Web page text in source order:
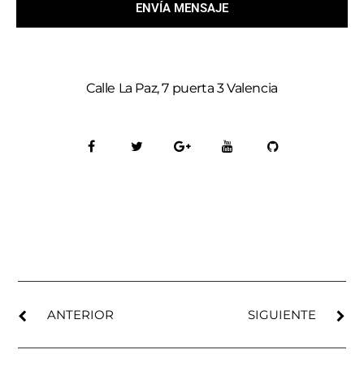
ENVÍA MENSAJE
Calle La Paz, 7 puerta 3 Valencia
ANTERIOR SIGUIENTE